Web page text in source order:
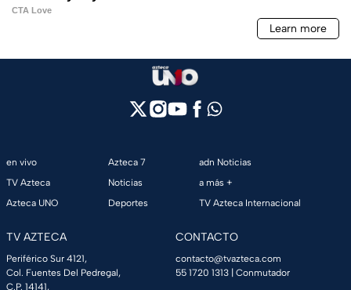
en vivo
TV Azteca
Azteca UNO
Azteca 7
Noticias
Deportes
adn Noticias
a más +
TV Azteca Internacional
TV AZTECA
Periférico Sur 4121,
Col. Fuentes Del Pedregal,
C.P. 14141,
CONTACTO
contacto@tvazteca.com
55 1720 1313 | Conmutador